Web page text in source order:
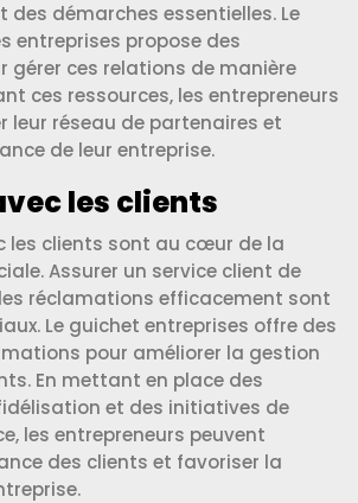
démarches essentielles. Le
entreprises propose des
gérer ces relations de manière
ces ressources, les entrepreneurs
leur réseau de partenaires et
de leur entreprise.
les clients
les clients sont au cœur de la
Assurer un service client de
réclamations efficacement sont
Le guichet entreprises offre des
pour améliorer la gestion
En mettant en place des
et des initiatives de
les entrepreneurs peuvent
des clients et favoriser la